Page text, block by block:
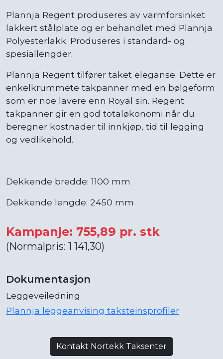
Plannja Regent produseres av varmforsinket
lakkert stålplate og er behandlet med Plannja
Polyesterlakk. Produseres i standard- og
spesiallengder.
Plannja Regent tilfører taket eleganse. Dette er
enkelkrummete takpanner med en bølgeform
som er noe lavere enn Royal sin. Regent
takpanner gir en god totaløkonomi når du
beregner kostnader til innkjøp, tid til legging
og vedlikehold.
Dekkende bredde: 1100 mm
Dekkende lengde: 2450 mm
Kampanje: 755,89 pr. stk
(Normalpris: 1 141,30)
Dokumentasjon
Leggeveiledning
Plannja leggeanvising taksteinsprofiler
Kontakt Nortekk Taksenter